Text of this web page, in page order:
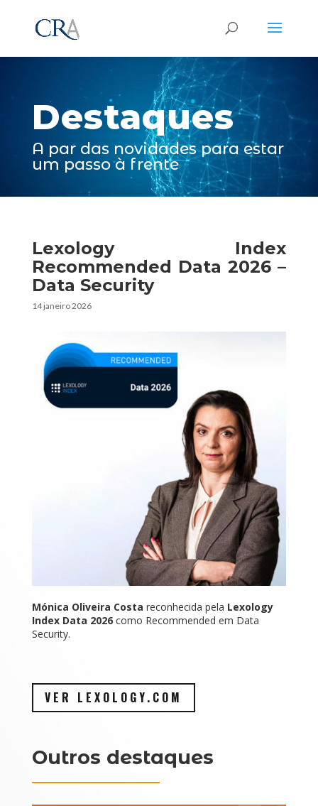
vídeo
Destaques
A par das novidades para estar
um passo à frente
Lexology Index
Recommended Data 2026 –
Data Security
14 janeiro 2026
Mónica Oliveira Costa reconhecida pela Lexology
Index Data 2026como Recommended em Data
Security.
VER LEXOLOGY.COM
Outros destaques